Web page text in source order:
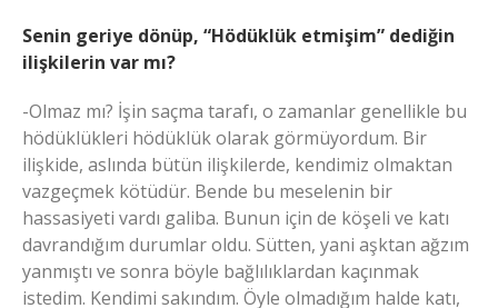
Senin geriye dönüp, “Hödüklük etmişim” dediğin
ilişkilerin var mı?
-Olmaz mı? İşin saçma tarafı, o zamanlar genellikle bu
hödüklükleri hödüklük olarak görmüyordum. Bir
ilişkide, aslında bütün ilişkilerde, kendimiz olmaktan
vazgeçmek kötüdür. Bende bu meselenin bir
hassasiyeti vardı galiba. Bunun için de köşeli ve katı
davrandığım durumlar oldu. Sütten, yani aşktan ağzım
yanmıştı ve sonra böyle bağlılıklardan kaçınmak
istedim. Kendimi sakındım. Öyle olmadığım halde katı,